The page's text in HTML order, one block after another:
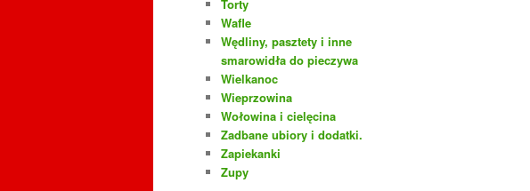
Torty
Wafle
Wędliny, pasztety i inne
smarowidła do pieczywa
Wielkanoc
Wieprzowina
Wołowina i cielęcina
Zadbane ubiory i dodatki.
Zapiekanki
Zupy